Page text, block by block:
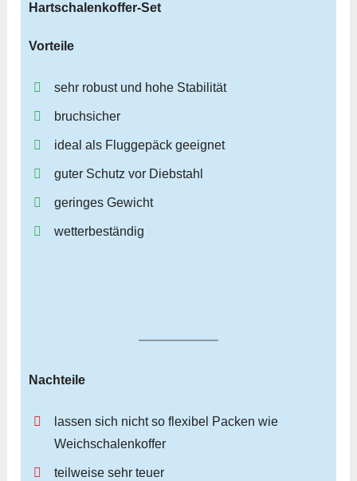
Hartschalenkoffer-Set
Vorteile
sehr robust und hohe Stabilität
bruchsicher
ideal als Fluggepäck geeignet
guter Schutz vor Diebstahl
geringes Gewicht
wetterbeständig
Nachteile
lassen sich nicht so flexibel Packen wie
Weichschalenkoffer
teilweise sehr teuer